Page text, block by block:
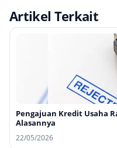
Artikel Terkait
Pengajuan Kredit Usaha
Alasannya
22/05/2026